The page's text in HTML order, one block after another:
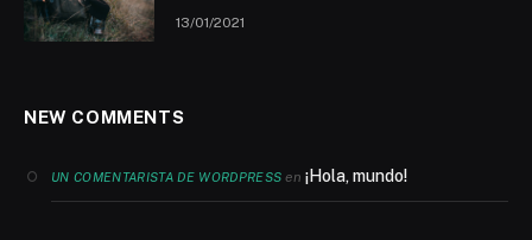
13/01/2021
NEW COMMENTS
UN COMENTARISTA DE WORDPRESS en¡Hola, mundo!